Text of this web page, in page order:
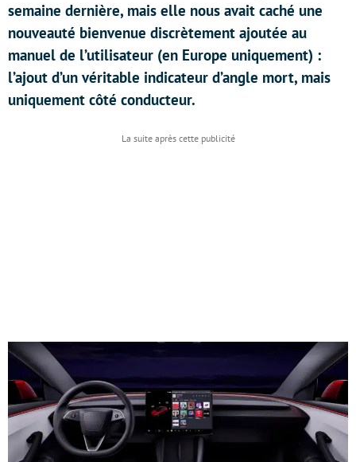
semaine dernière, mais elle nous avait caché une
nouveauté bienvenue discrètement ajoutée au
manuel de l’utilisateur (en Europe uniquement) :
l’ajout d’un véritable indicateur d’angle mort, mais
uniquement côté conducteur.